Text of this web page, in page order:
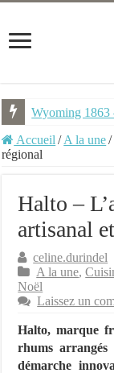
Wyoming 1863
Accueil / A la une/
régional
Halto –
artisanal
celine.durindel
A la une,
Noël
Laissez un
Halto, marque
rhums
démarche